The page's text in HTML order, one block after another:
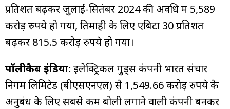
प्रतिशत बढ़कर जुलाई-सितंबर 2024 की अवधि में 5,589
करोड़ रुपये हो गया, तिमाही के लिए एबिटा 30 प्रतिशत
बढ़कर 815.5 करोड़ रुपये हो गया।
पॉलीकैब इंडिया: इलेक्ट्रिकल गुड्स कंपनी भारत संचार
निगम लिमिटेड (बीएसएनएल) से 1,549.66 करोड़ रुपये के
अनुबंध के लिए सबसे कम बोली लगाने वाली कंपनी बनकर